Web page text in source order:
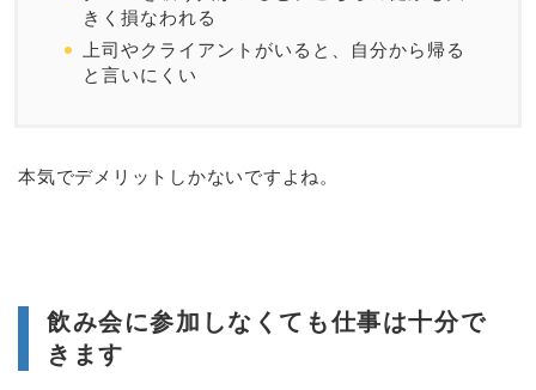
きく損なわれる
上司やクライアントがいると、自分から帰る
と言いにくい
本気でデメリットしかないですよね。
飲み会に参加しなくても仕事は十分で
きます